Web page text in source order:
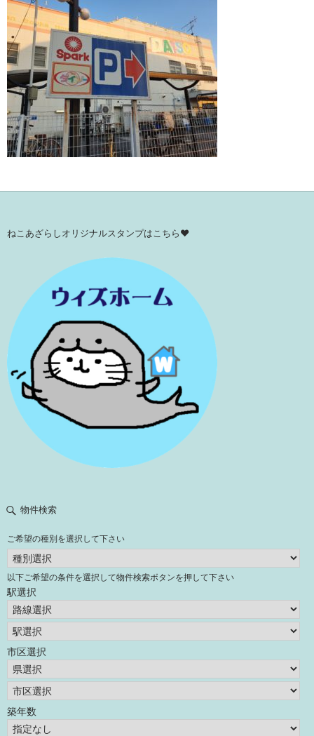
ねこあざらしオリジナルスタンプはこちら♥
物件検索
ご希望の種別を選択して下さい
以下ご希望の条件を選択して物件検索ボタンを押して下さい
駅選択
市区選択
築年数